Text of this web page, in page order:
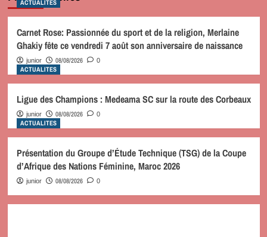
ACTUALITES
Carnet Rose: Passionnée du sport et de la religion, Merlaine
Ghakiy fête ce vendredi 7 août son anniversaire de naissance
junior 08/08/2026 0
ACTUALITES
Ligue des Champions : Medeama SC sur la route des Corbeaux
junior 08/08/2026 0
ACTUALITES
Présentation du Groupe d’Étude Technique (TSG) de la Coupe
d’Afrique des Nations Féminine, Maroc 2026
junior 08/08/2026 0